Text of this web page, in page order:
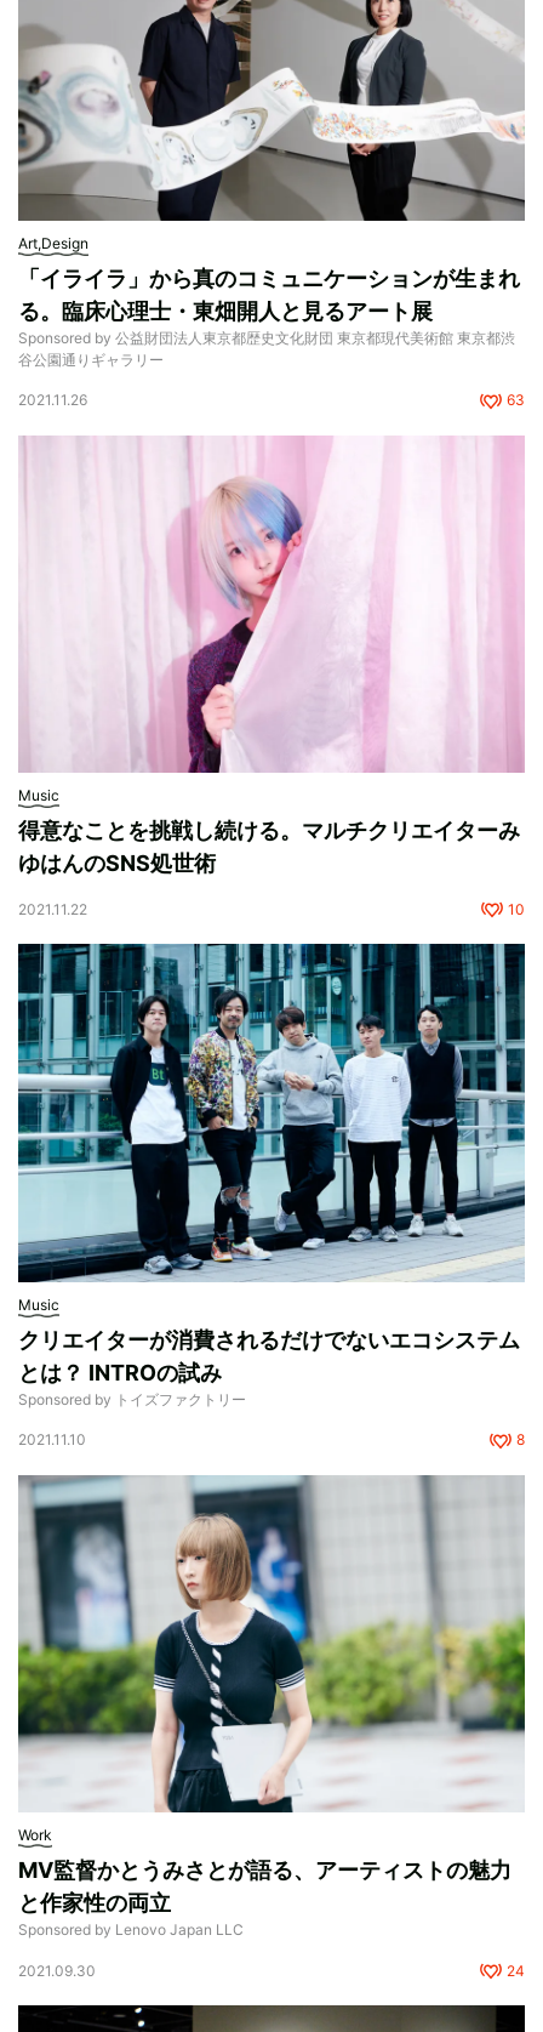
Art,Design
「イライラ」から真のコミュニケーションが生まれ
る。臨床心理士・東畑開人と見るアート展
Sponsored by 公益財団法人東京都歴史文化財団 東京都現代美術館 東京都渋
谷公園通りギャラリー
2021.11.26 63
Music
得意なことを挑戦し続ける。マルチクリエイターみ
ゆはんのSNS処世術
2021.11.22 10
Music
クリエイターが消費されるだけでないエコシステム
とは？ INTROの試み
Sponsored by トイズファクトリー
2021.11.10 8
Work
MV監督かとうみさとが語る、アーティストの魅力
と作家性の両立
Sponsored by Lenovo Japan LLC
2021.09.30 24